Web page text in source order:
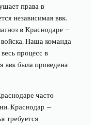
права в
независимая ввк.
в Краснодаре —
Наша команда
процесс в
ввк была проведена
часто
Краснодар —
требуется